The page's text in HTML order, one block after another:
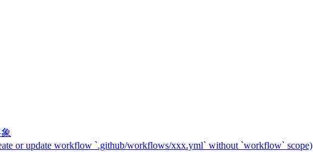
or update workflow `.github/workflows/xxx.yml` without `workflow` scope)